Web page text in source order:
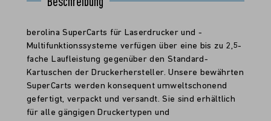
berolina SuperCarts für Laserdrucker und -
Multifunktionssysteme verfügen über eine bis zu 2,5-
fache Laufleistung gegenüber den Standard-
Kartuschen der Druckerhersteller. Unsere bewährten
SuperCarts werden konsequent umweltschonend
gefertigt, verpackt und versandt. Sie sind erhältlich
für alle gängigen Druckertypen und